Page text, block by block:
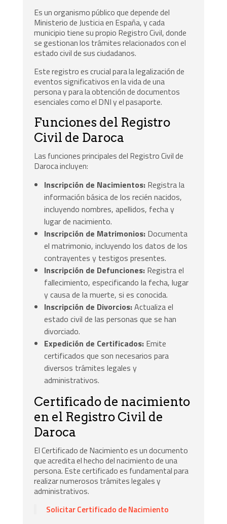
Es un organismo público que depende del
Ministerio de Justicia en España, y cada
municipio tiene su propio Registro Civil, donde
se gestionan los trámites relacionados con el
estado civil de sus ciudadanos.
Este registro es crucial para la legalización de
eventos significativos en la vida de una
persona y para la obtención de documentos
esenciales como el DNI y el pasaporte.
Funciones del Registro
Civil de Daroca
Las funciones principales del Registro Civil de
Daroca incluyen:
Inscripción de Nacimientos: Registra la
información básica de los recién nacidos,
incluyendo nombres, apellidos, fecha y
lugar de nacimiento.
Inscripción de Matrimonios: Documenta
el matrimonio, incluyendo los datos de los
contrayentes y testigos presentes.
Inscripción de Defunciones: Registra el
fallecimiento, especificando la fecha, lugar
y causa de la muerte, si es conocida.
Inscripción de Divorcios:Actualiza el
estado civil de las personas que se han
divorciado.
Expedición de Certificados: Emite
certificados que son necesarios para
diversos trámites legales y
administrativos.
Certificado de nacimiento
en el Registro Civil de
Daroca
El Certificado de Nacimiento es un documento
que acredita el hecho del nacimiento de una
persona. Este certificado es fundamental para
realizar numerosos trámites legales y
administrativos.
Solicitar Certificado de Nacimiento